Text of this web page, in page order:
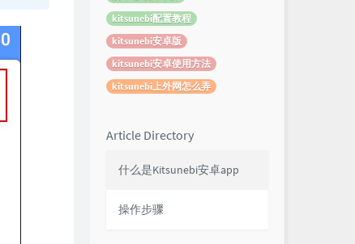
kitsunebi配置教程
kitsunebi安卓版
kitsunebi安卓使用方法
kitsunebi上外网怎么弄
Article Directory
什么是Kitsunebi安卓app
操作步骤